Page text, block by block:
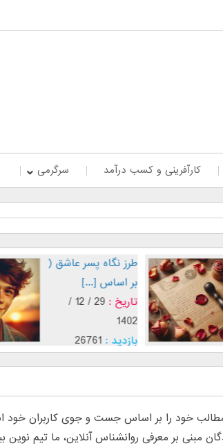
کارآفرینی و کسب درآمد سرگرمی
طرز
بر
1402
پنج جمله‌ای که مردان
عاشق [...]
تاریخ :
26 / 12 /
1402
بازدید :3156
خود را بر اساس جست و جوی کاربران خود